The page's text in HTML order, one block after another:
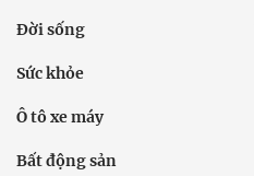
Đời sống
Sức khỏe
Ô tô xe máy
Bất động sản